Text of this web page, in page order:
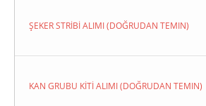
ŞEKER STRİBİ ALIMI (DOĞRUDAN TEMIN)
KAN GRUBU KİTİ ALIMI (DOĞRUDAN TEMIN)